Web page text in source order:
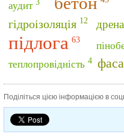
аудит 3
гідроізоляція 12
підлога 63
теплопровідність 4
Поділіться цією інформацією в